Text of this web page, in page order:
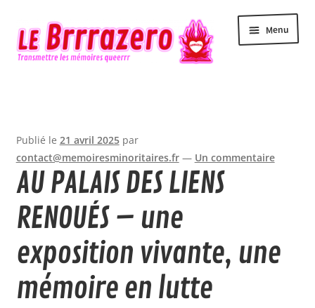
Aller
à
Aller
au
contenu
Menu
Actualité
Agenda
Contact
Le Brrrazero
Publié le 21 avril 2025 par
contact@memoiresminoritaires.fr — Un commentaire
AU PALAIS DES LIENS
RENOUÉS – une
exposition vivante, une
mémoire en lutte